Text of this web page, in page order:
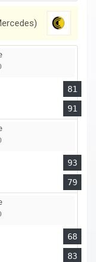
81
91
93
79
68
83